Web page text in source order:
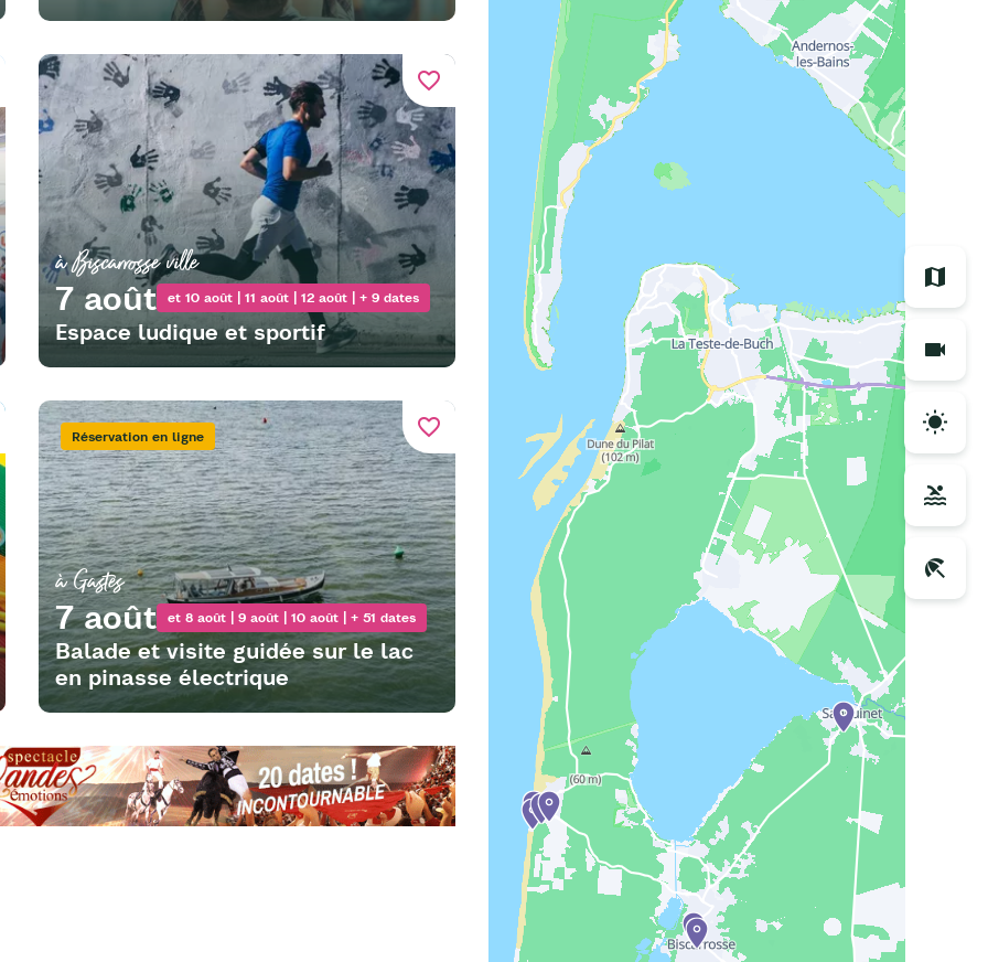
favorite_border
à Biscarrosse ville
7 août et 10 août | 11 août | 12 août | + 9 dates
Espace ludique et sportif
favorite_border
Réservation en ligne
à Gastes
7 août et 8 août | 9 août | 10 août | + 51 dates
Balade et visite guidée sur le lac
en pinasse électrique